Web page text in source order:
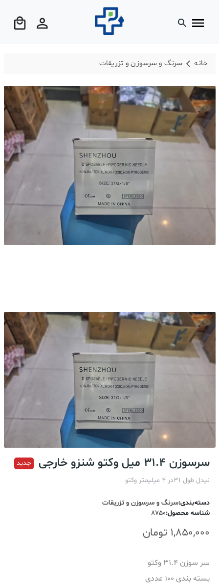
خانه سرنگ و سرسوزن و تزریقات
سرسوزن 31.4 میل وکتو شنزو خارجی
جدید
نیدل طول 31در 4 میلیمتر وکتو
دسته‌بندی:سرنگ و سرسوزن و تزریقات
شناسه محصول:
8750
1,850,000 تومان
سر سوزن 31.4 وکتو
بسته بندی 100 عددی